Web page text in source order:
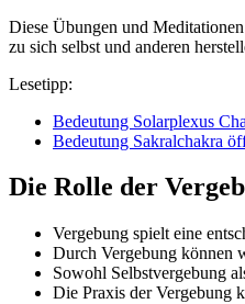
Diese Übungen und
zu sich selbst und anderen
Lesetipp:
Bedeutung Solarplexus
Bedeutung Sakralchakra
Die Rolle der
Vergebung spielt eine
Durch Vergebung können
Sowohl Selbstvergebung
Die Praxis der Vergebung